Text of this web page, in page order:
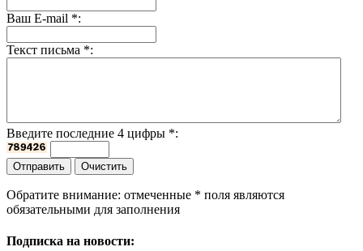
Ваш E-mail *:
Текст письма *:
Введите последние 4 цифры *:
Обратите внимание: отмеченные * поля являются
обязательными для заполнения
Подписка на новости: